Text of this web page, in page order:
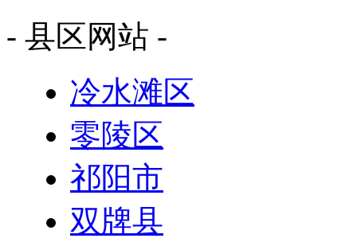
- 县区网站 -
冷水滩区
零陵区
祁阳市
双牌县